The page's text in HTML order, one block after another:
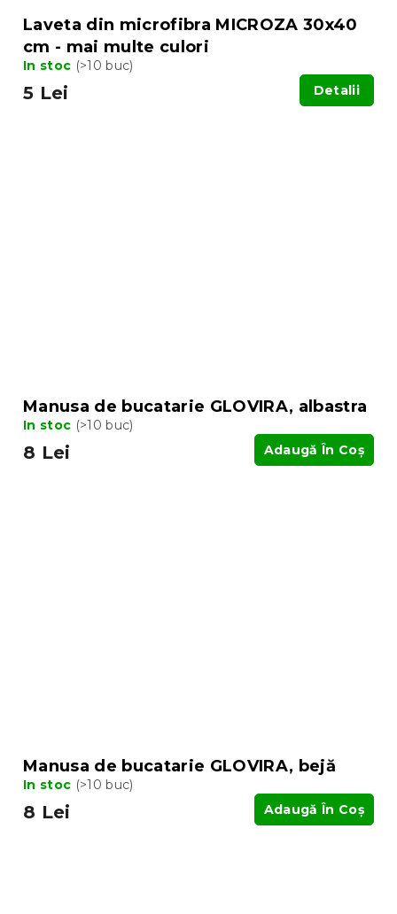
Laveta din microfibra MICROZA 30x40
cm - mai multe culori
In stoc (>10 buc)
5 Lei Detalii
Manusa de bucatarie GLOVIRA, albastra
In stoc (>10 buc)
8 Lei Adaugă În Coş
Manusa de bucatarie GLOVIRA, bejă
In stoc (>10 buc)
8 Lei Adaugă În Coş